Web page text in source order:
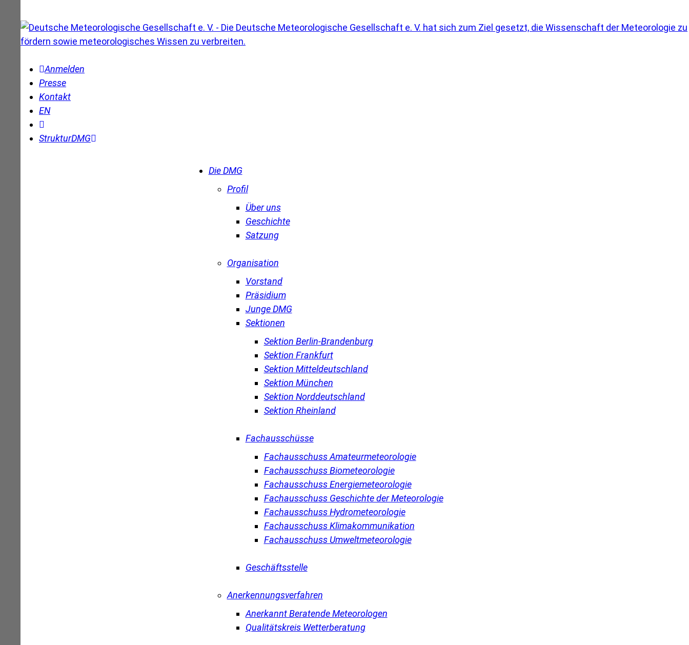
Anmelden
Presse
Kontakt
EN
StrukturDMG
Die DMG
Profil
Über uns
Geschichte
Satzung
Organisation
Vorstand
Präsidium
Junge DMG
Sektionen
Sektion Berlin-Brandenburg
Sektion Frankfurt
Sektion Mitteldeutschland
Sektion München
Sektion Norddeutschland
Sektion Rheinland
Fachausschüsse
Fachausschuss Amateurmeteorologie
Fachausschuss Biometeorologie
Fachausschuss Energiemeteorologie
Fachausschuss Geschichte der Meteorologie
Fachausschuss Hydrometeorologie
Fachausschuss Klimakommunikation
Fachausschuss Umweltmeteorologie
Geschäftsstelle
Anerkennungsverfahren
Anerkannt Beratende Meteorologen
Qualitätskreis Wetterberatung